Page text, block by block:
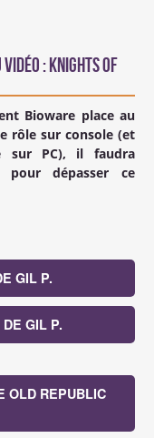
: Knights Of
Bioware place au
rôle sur console (et
sur PC), il faudra
pour dépasser ce
GIL P.
GIL P.
OLD REPUBLIC